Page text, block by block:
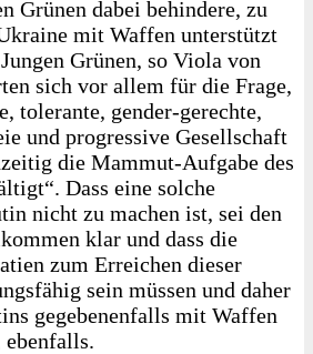
Grünen dabei behindere, zu
mit Waffen unterstützt
Grünen, so Viola von
sich vor allem für die Frage,
tolerante, gender-gerechte,
und progressive Gesellschaft
die Mammut-Aufgabe des
Dass eine solche
nicht zu machen ist, sei den
klar und dass die
zum Erreichen dieser
sein müssen und daher
gegebenenfalls mit Waffen
ebenfalls.